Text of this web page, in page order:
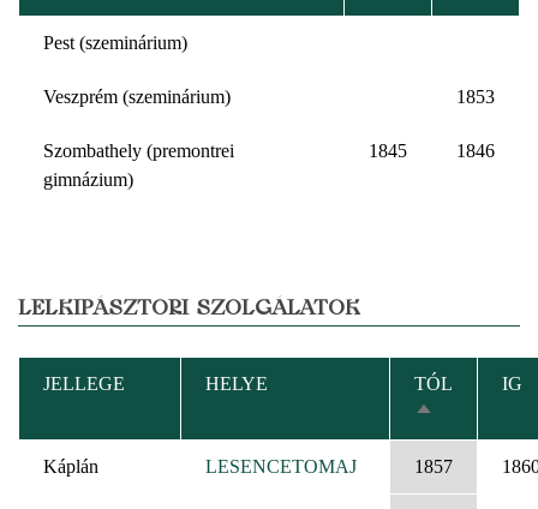
Pest (szeminárium)
Veszprém (szeminárium) 1853
Szombathely (premontrei
gimnázium)
1845 1846
LELKIPÁSZTORI SZOLGÁLATOK
JELLEGE HELYE
TÓL
CSÖKKENŐ
RENDEZÉS
IG
Káplán LESENCETOMAJ 1857